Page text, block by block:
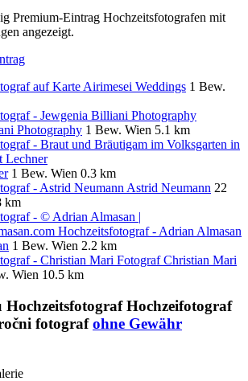
Premium-Eintrag Hochzeitsfotografen mit
angezeigt.
Airimesei Weddings 1 Bew.
Photography 1 Bew. Wien 5.1 km
1 Bew. Wien 0.3 km
Astrid Neumann 22
km
1 Bew. Wien 2.2 km
Christian Mari
Wien 10.5 km
Hochzeitsfotograf Hochzeifotograf
fotografohne Gewähr